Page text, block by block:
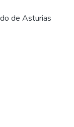
de Asturias